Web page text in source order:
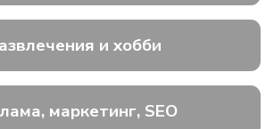
и хобби
маркетинг, SEO